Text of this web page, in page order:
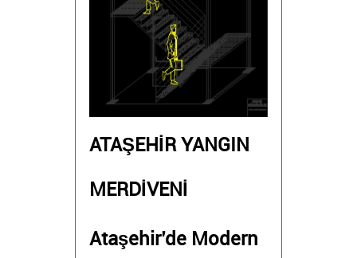
ATAŞEHİR YANGIN
MERDİVENİ
Ataşehir’de Modern